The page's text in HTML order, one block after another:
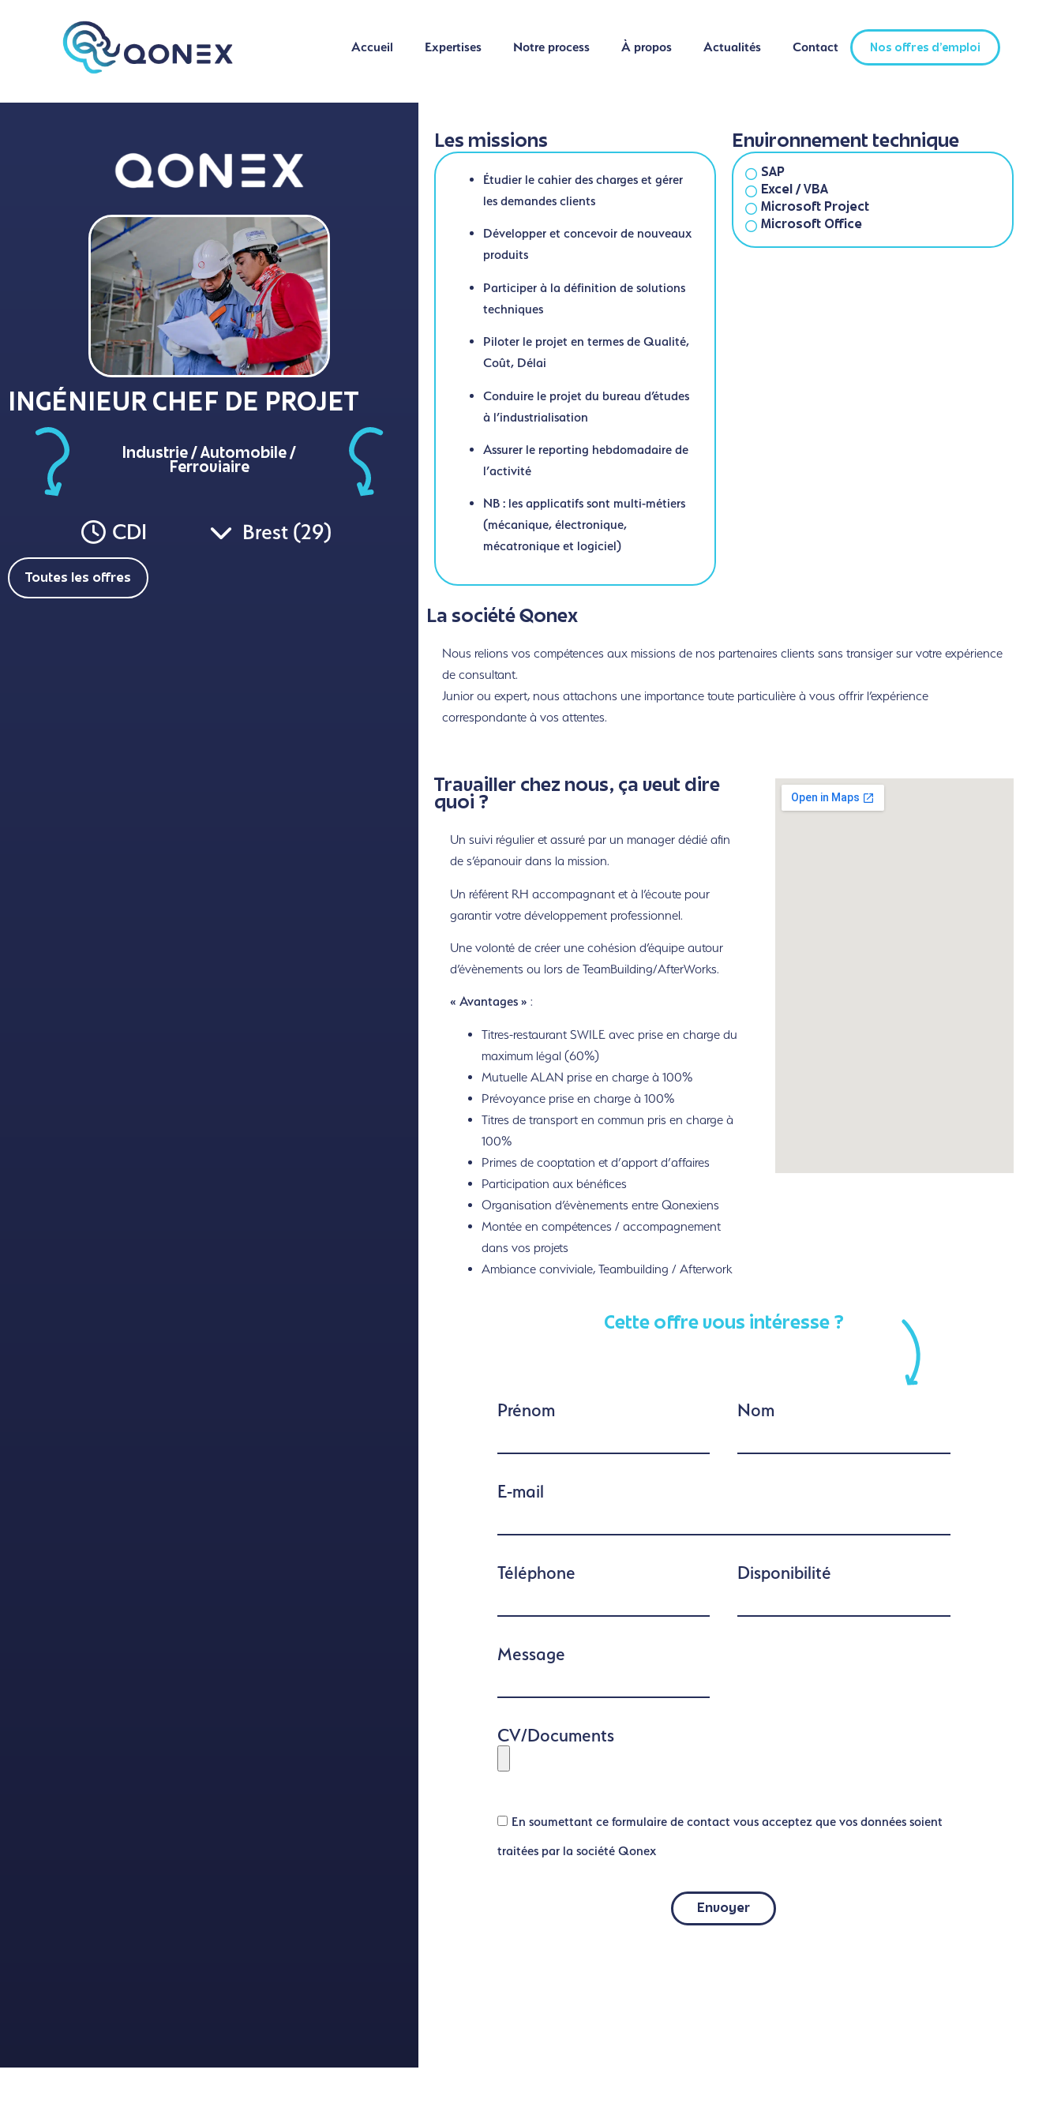
Accueil Expertises Notre process À propos Actualités Contact Nos offres d'emploi
Accueil Expertises Notre process À propos Actualités Contact Nos offres d'emploi
INGÉNIEUR CHEF DE PROJET
Industrie / Automobile /
Ferroviaire
CDI Brest (29)
Toutes les offres
Les missions
Étudier le cahier des charges et gérer
les demandes clients
Développer et concevoir de nouveaux
produits
Participer à la définition de solutions
techniques
Piloter le projet en termes de Qualité,
Coût, Délai
Conduire le projet du bureau d’études
à l’industrialisation
Assurer le reporting hebdomadaire de
l’activité
NB : les applicatifs sont multi-métiers
(mécanique, électronique,
mécatronique et logiciel)
Environnement technique
SAP
Excel / VBA
Microsoft Project
Microsoft Office
La société Qonex
Nous relions vos compétences aux missions de nos partenaires clients sans transiger sur votre expérience
de consultant.
Junior ou expert, nous attachons une importance toute particulière à vous offrir l’expérience
correspondante à vos attentes.
Travailler chez nous, ça veut dire
quoi ?
Un suivi régulier et assuré par un manager dédié afin
de s’épanouir dans la mission.
Un référent RH accompagnant et à l’écoute pour
garantir votre développement professionnel.
Une volonté de créer une cohésion d’équipe autour
d’évènements ou lors de TeamBuilding/AfterWorks.
« Avantages » :
Titres-restaurant SWILE avec prise en charge du
maximum légal (60%)
Mutuelle ALAN prise en charge à 100%
Prévoyance prise en charge à 100%
Titres de transport en commun pris en charge à
100%
Primes de cooptation et d’apport d’affaires
Participation aux bénéfices
Organisation d’évènements entre Qonexiens
Montée en compétences / accompagnement
dans vos projets
Ambiance conviviale, Teambuilding / Afterwork
Cette offre vous intéresse ?
Prénom Nom
E-mail
Téléphone Disponibilité
Message
CV/Documents
En soumettant ce formulaire de contact vous acceptez que vos données soient
traitées par la société Qonex
Envoyer